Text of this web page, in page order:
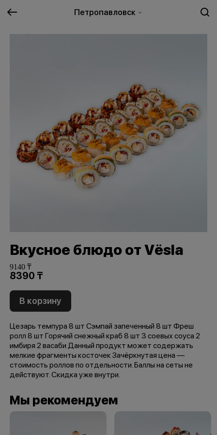
Петропавловск
Вкусное блюдо от Vёsla
9140 ₸
8390 ₸
В корзину
Цезарь темпура 8 шт Сэмпай запеченный 8 шт Фреш
ролл 8 шт Горячий снежный краб 8 шт 3 соевых соуса 2
имбиря 2 васаби Данный продукт может содержать
мелкие фрагменты косточек Зачёркнутая цена —
стоимость роллов по отдельности. Баллы на сеты не
действуют. Скидка уже внутри.
Мы рекомендуем